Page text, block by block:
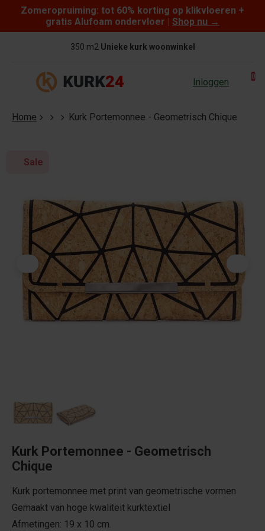
Skip to content
Zomeropruiming: tot 60% korting op klikvloeren +
gratis Alufoam ondervloer | Shop nu →
350 m2 Unieke kurk woonwinkel
Inloggen 0
Home Kurk Portemonnee - Geometrisch Chique
Sale
Kurk Portemonnee - Geometrisch
Chique
Kurk portemonnee met print van geometrische vormen
Gemaakt van hoge kwaliteit kurktextiel
Afmetingen: 19 x 10 cm.